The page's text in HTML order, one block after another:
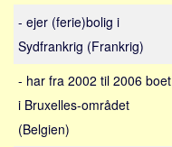
Sverige
Norge
Thailand
Italien
Grækenland
- ejer (ferie)bolig i
Sydfrankrig (Frankrig)
- har fra 2002 til 2006 boet
i Bruxelles-området
(Belgien)